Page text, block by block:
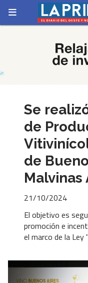
Se
de
de
Malvinas
El objetivo es
promoción e
el marco de la Ley
21/10/2024